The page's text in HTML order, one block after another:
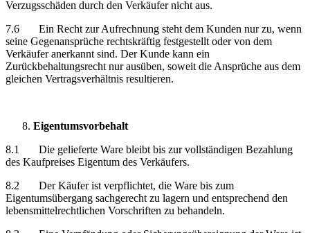
Verzugsschäden durch den Verkäufer nicht aus.
7.6 Ein Recht zur Aufrechnung steht dem Kunden nur zu, wenn
seine Gegenansprüche rechtskräftig festgestellt oder von dem
Verkäufer anerkannt sind. Der Kunde kann ein
Zurückbehaltungsrecht nur ausüben, soweit die Ansprüche aus dem
gleichen Vertragsverhältnis resultieren.
Eigentumsvorbehalt
8.1 Die gelieferte Ware bleibt bis zur vollständigen Bezahlung
des Kaufpreises Eigentum des Verkäufers.
8.2 Der Käufer ist verpflichtet, die Ware bis zum
Eigentumsübergang sachgerecht zu lagern und entsprechend den
lebensmittelrechtlichen Vorschriften zu behandeln.